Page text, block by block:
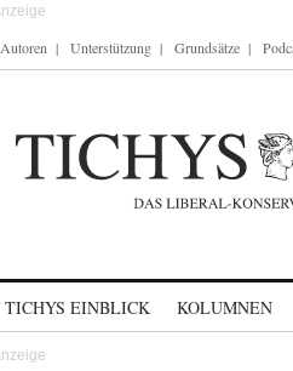
Autoren Unterstützung Grundsätze
TICHYS EINBLICK KOLUMNEN